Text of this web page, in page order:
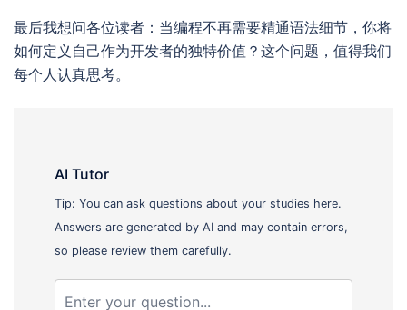
最后我想问各位读者：当编程不再需要精通语法细节，你将
如何定义自己作为开发者的独特价值？这个问题，值得我们
每个人认真思考。
AI Tutor
Tip: You can ask questions about your studies here.
Answers are generated by AI and may contain errors,
so please review them carefully.